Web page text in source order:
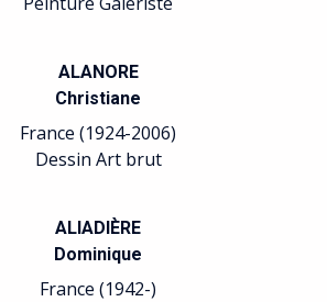
ALANORE
Christiane
France (1924-2006)
Dessin Art brut
ALIADIÈRE
Dominique
France (1942-)